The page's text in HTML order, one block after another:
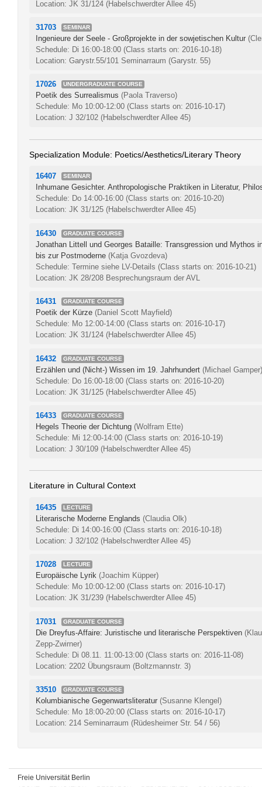
Location: JK 31/124 (Habelschwerdter Allee 45)
31703 SEMINAR
Ingenieure der Seele - Großprojekte in der sowjetischen Kultur
Schedule: Di 16:00-18:00 (Class starts on: 2016-10-18)
Location: Garystr.55/101 Seminarraum (Garystr. 55)
17026 UNDERGRADUATE COURSE
Poetik des Surrealismus (Paola Traverso)
Schedule: Mo 10:00-12:00 (Class starts on: 2016-10-17)
Location: J 32/102 (Habelschwerdter Allee 45)
Specialization Module: Poetics/Aesthetics/Literary Theory
16407 SEMINAR
Inhumane Gesichter. Anthropologische Praktiken in Literatur,
Schedule: Do 14:00-16:00 (Class starts on: 2016-10-20)
Location: JK 31/125 (Habelschwerdter Allee 45)
16430 GRADUATE COURSE
Jonathan Littell und Georges Bataille: Transgression und Mythos
bis zur Postmoderne (Katja Gvozdeva)
Schedule: Termine siehe LV-Details (Class starts on: 2016-10-21)
Location: JK 28/208 Besprechungsraum der AVL
16431 GRADUATE COURSE
Poetik der Kürze (Daniel Scott Mayfield)
Schedule: Mo 12:00-14:00 (Class starts on: 2016-10-17)
Location: JK 31/124 (Habelschwerdter Allee 45)
16432 GRADUATE COURSE
Erzählen und (Nicht-) Wissen im 19. Jahrhundert (Michael Gamper)
Schedule: Do 16:00-18:00 (Class starts on: 2016-10-20)
Location: JK 31/125 (Habelschwerdter Allee 45)
16433 GRADUATE COURSE
Hegels Theorie der Dichtung (Wolfram Ette)
Schedule: Mi 12:00-14:00 (Class starts on: 2016-10-19)
Location: J 30/109 (Habelschwerdter Allee 45)
Literature in Cultural Context
16435 LECTURE
Literarische Moderne Englands (Claudia Olk)
Schedule: Di 14:00-16:00 (Class starts on: 2016-10-18)
Location: J 32/102 (Habelschwerdter Allee 45)
17028 LECTURE
Europäische Lyrik (Joachim Küpper)
Schedule: Mo 10:00-12:00 (Class starts on: 2016-10-17)
Location: JK 31/239 (Habelschwerdter Allee 45)
17031 GRADUATE COURSE
Die Dreyfus-Affaire: Juristische und literarische Perspektiven
Zepp-Zwirner)
Schedule: Di 08.11. 11:00-13:00 (Class starts on: 2016-11-08)
Location: 2202 Übungsraum (Boltzmannstr. 3)
33510 GRADUATE COURSE
Kolumbianische Gegenwartsliteratur (Susanne Klengel)
Schedule: Mo 18:00-20:00 (Class starts on: 2016-10-17)
Location: 214 Seminarraum (Rüdesheimer Str. 54 / 56)
Freie Universität Berlin